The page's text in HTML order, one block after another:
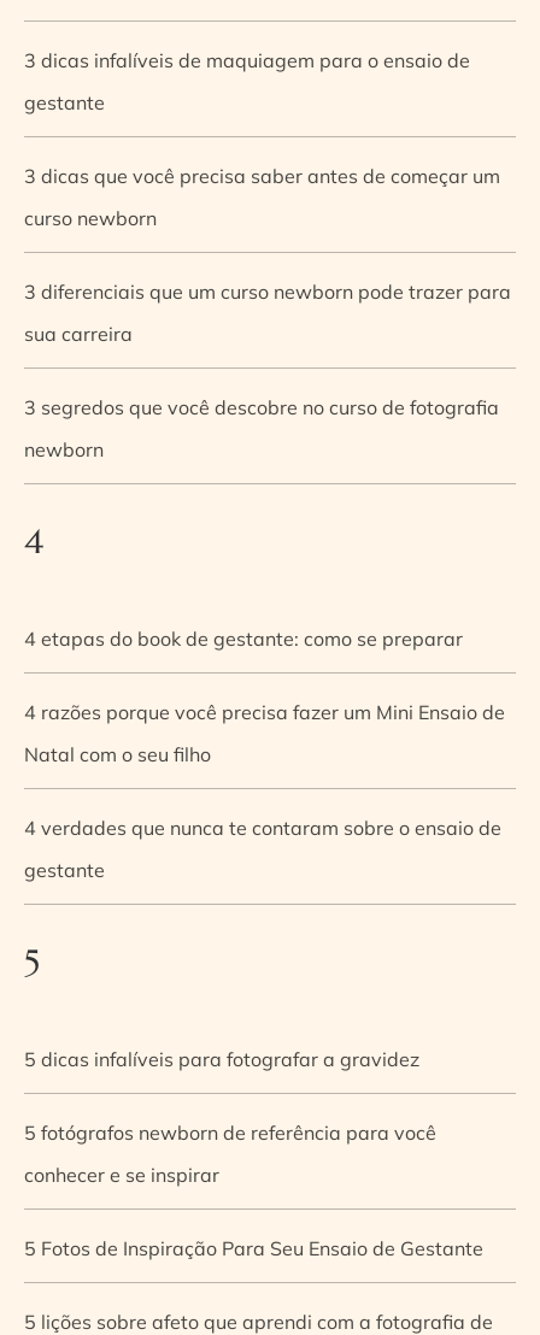
3 dicas infalíveis de maquiagem para o ensaio de
gestante
3 dicas que você precisa saber antes de começar um
curso newborn
3 diferenciais que um curso newborn pode trazer para
sua carreira
3 segredos que você descobre no curso de fotografia
newborn
4
4 etapas do book de gestante: como se preparar
4 razões porque você precisa fazer um Mini Ensaio de
Natal com o seu filho
4 verdades que nunca te contaram sobre o ensaio de
gestante
5
5 dicas infalíveis para fotografar a gravidez
5 fotógrafos newborn de referência para você
conhecer e se inspirar
5 Fotos de Inspiração Para Seu Ensaio de Gestante
5 lições sobre afeto que aprendi com a fotografia de